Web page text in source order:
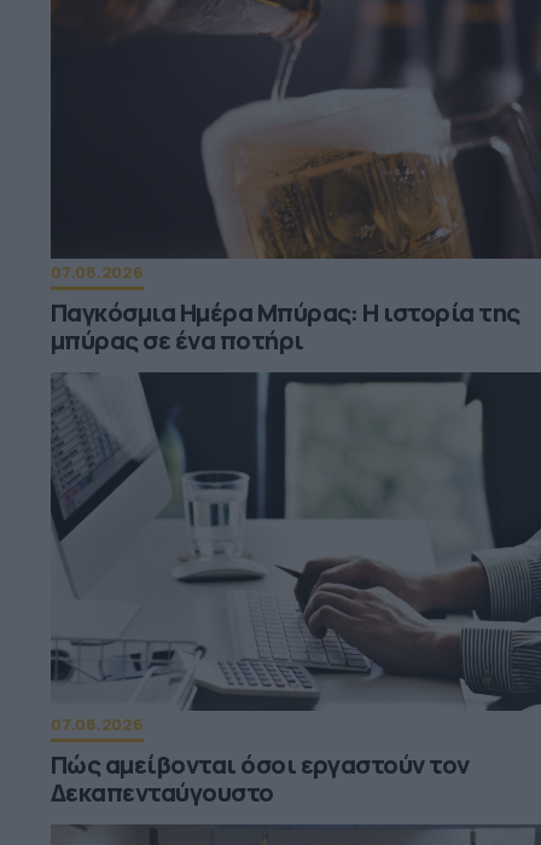
07.08.2026
Παγκόσμια Ημέρα Μπύρας: Η ιστορία της
μπύρας σε ένα ποτήρι
07.08.2026
Πώς αμείβονται όσοι εργαστούν τον
Δεκαπενταύγουστο